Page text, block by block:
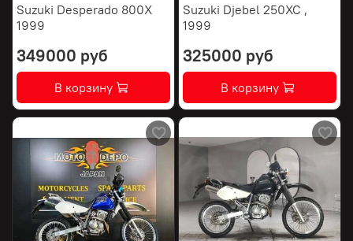
Suzuki Desperado 800X
1999
349000 руб
В корзину
Suzuki Djebel 250XC ,
1999
325000 руб
В корзину